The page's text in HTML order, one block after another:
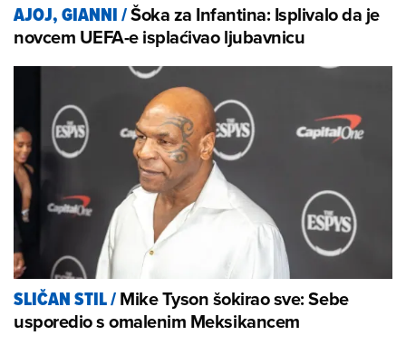
AJOJ, GIANNI/Šoka za Infantina: Isplivalo da je
novcem UEFA-e isplaćivao ljubavnicu
SLIČAN STIL/Mike Tyson šokirao sve: Sebe
usporedio s omalenim Meksikancem